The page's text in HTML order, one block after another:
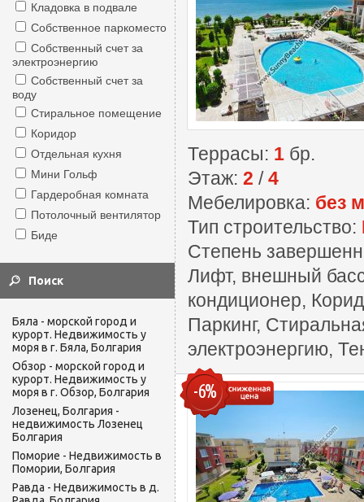
Кладовка в подвале
Собственное паркоместо
Собственный счет за
электроэнергию
Собственный счет за
воду
Стиральное помещение
Коридор
Отдельная кухня
Мини Гольф
Гардеробная комната
Потолочный вентилятор
Биде
Бяла - морской город и
курорт. Недвижимость у
моря в г. Бяла, Болгария
Обзор - морской город и
курорт. Недвижимость у
моря в г. Обзор, Болгария
Лозенец, Болгария -
недвижимость Лозенец
Болгария
Поморие - Недвижимость в
Помории, Болгария
Равда - Недвижимость в д.
Террасы: 1 бр.
Этаж: 2 /4
Мебелировка: без
Тип строительство:
Степень
Лифт, внешный
кондиционер,
Паркинг,
электроэнергию,
-6%